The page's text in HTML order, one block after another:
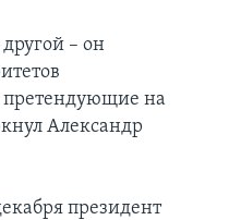
– он
претендующие на
Александр
президент